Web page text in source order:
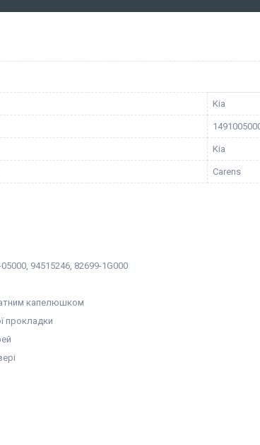
Kia
Kia
Carens
94515246, 82699-1G000
капелюшком
прокладки